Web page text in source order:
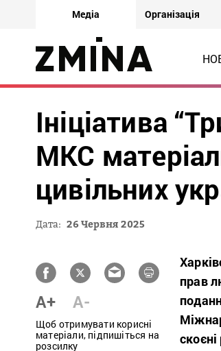
Медіа Організація
Ініціатива
МКС
цивільних
Дата: 26 Червня 2025
A+ A-
Щоб отримувати корисні
матеріали, підпишіться на
розсилку
прав